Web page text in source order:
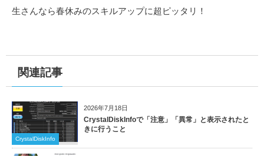
生さんなら春休みのスキルアップに超ピッタリ！
関連記事
2026年7月18日
CrystalDiskInfo
CrystalDiskInfoで「注意」「異常」と表示されたと
きに行うこと